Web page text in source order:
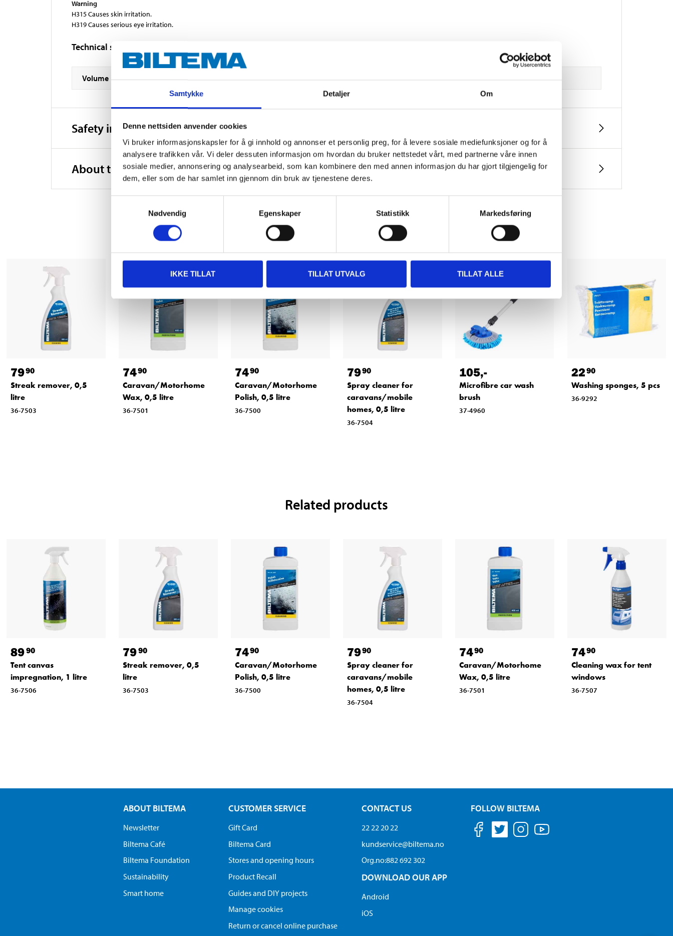
Samtykke Detaljer Om
Denne nettsiden anvender cookies
Vi bruker informasjonskapsler for å gi innhold og annonser et personlig preg, for å levere sosiale mediefunksjoner og for å
analysere trafikken vår. Vi deler dessuten informasjon om hvordan du bruker nettstedet vårt, med partnerne våre innen
sosiale medier, annonsering og analysearbeid, som kan kombinere den med annen informasjon du har gjort tilgjengelig for
dem, eller som de har samlet inn gjennom din bruk av tjenestene deres.
Nødvendig
Egenskaper Statistikk Markedsføring
IKKE TILLAT TILLAT UTVALG TILLAT ALLE
Warning
H315 Causes skin irritation.
H319 Causes serious eye irritation.
Technical specifications
Volume 1 l
Safety instructions and other information
About the manufacturer
Other customers also bought
7990
Streak remover, 0,5
litre
36-7503
7490
Caravan/Motorhome
Wax, 0,5 litre
36-7501
7490
Caravan/Motorhome
Polish, 0,5 litre
36-7500
7990
Spray cleaner for
caravans/mobile
homes, 0,5 litre
36-7504
105,-
Microfibre car wash
brush
37-4960
2290
Washing sponges, 5 pcs
36-9292
Related products
8990
Tent canvas
impregnation, 1 litre
36-7506
7990
Streak remover, 0,5
litre
36-7503
7490
Caravan/Motorhome
Polish, 0,5 litre
36-7500
7990
Spray cleaner for
caravans/mobile
homes, 0,5 litre
36-7504
7490
Caravan/Motorhome
Wax, 0,5 litre
36-7501
7490
Cleaning wax for tent
windows
36-7507
ABOUT BILTEMA
Newsletter
Biltema Café
Biltema Foundation
Sustainability
Smart home
CUSTOMER SERVICE
Gift Card
Biltema Card
Stores and opening hours
Product Recall
Guides and DIY projects
Manage cookies
Return or cancel online purchase
CONTACT US
22 22 20 22
kundservice@biltema.no
Org.no:882 692 302
DOWNLOAD OUR APP
Android
iOS
FOLLOW BILTEMA